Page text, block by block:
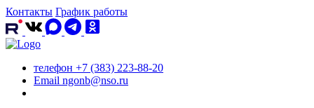
Контакты График работы
телефон +7 (383) 223-88-20
Email ngonb@nso.ru